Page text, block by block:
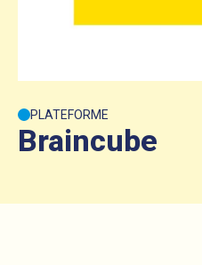
PLATEFORME
Braincube